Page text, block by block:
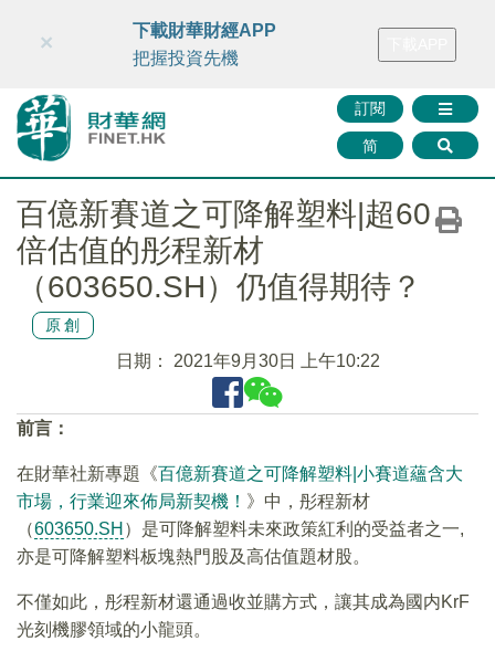
財華智庫網 FINTV FINMETA 財華證券 媒體矩陣
訂閱
简
×
下載財華財經APP
把握投資先機
百億新賽道之可降解塑料|超60
倍估值的彤程新材
（603650.SH）仍值得期待？
原創
日期： 2021年9月30日 上午10:22
前言：
在財華社新專題《百億新賽道之可降解塑料|小賽道蘊含大
市場，行業迎來佈局新契機！ 》中，彤程新材
（603650.SH ）是可降解塑料未來政策紅利的受益者之一,
亦是可降解塑料板塊熱門股及高估值題材股。
不僅如此，彤程新材還通過收並購方式，讓其成為國内KrF
光刻機膠領域的小龍頭。